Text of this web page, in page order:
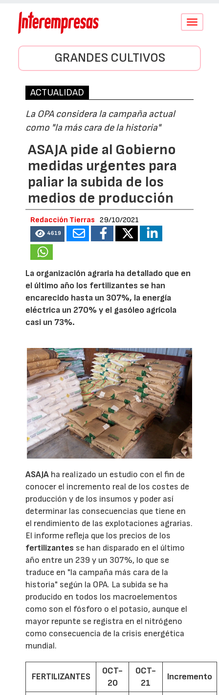
Conmutar
GRANDES CULTIVOS
ACTUALIDAD
La OPA considera la campaña actual
como "la más cara de la historia"
ASAJA pide al Gobierno
medidas urgentes para
paliar la subida de los
medios de producción
Redacción Tierras 29/10/2021
4619
La organización agraria ha detallado que en
el último año los fertilizantes se han
encarecido hasta un 307%, la energía
eléctrica un 270% y el gasóleo agrícola
casi un 73%.
ASAJA ha realizado un estudio con el fin de
conocer el incremento real de los costes de
producción y de los insumos y poder así
determinar las consecuencias que tiene en
el rendimiento de las explotaciones agrarias.
El informe refleja que los precios de los
fertilizantes se han disparado en el último
año entre un 239 y un 307%, lo que se
traduce en "la campaña más cara de la
historia" según la OPA. La subida se ha
producido en todos los macroelementos
como son el fósforo o el potasio, aunque el
mayor repunte se registra en el nitrógeno
como consecuencia de la crisis energética
mundial.
FERTILIZANTES
OCT-
20
OCT-
21
Incremento